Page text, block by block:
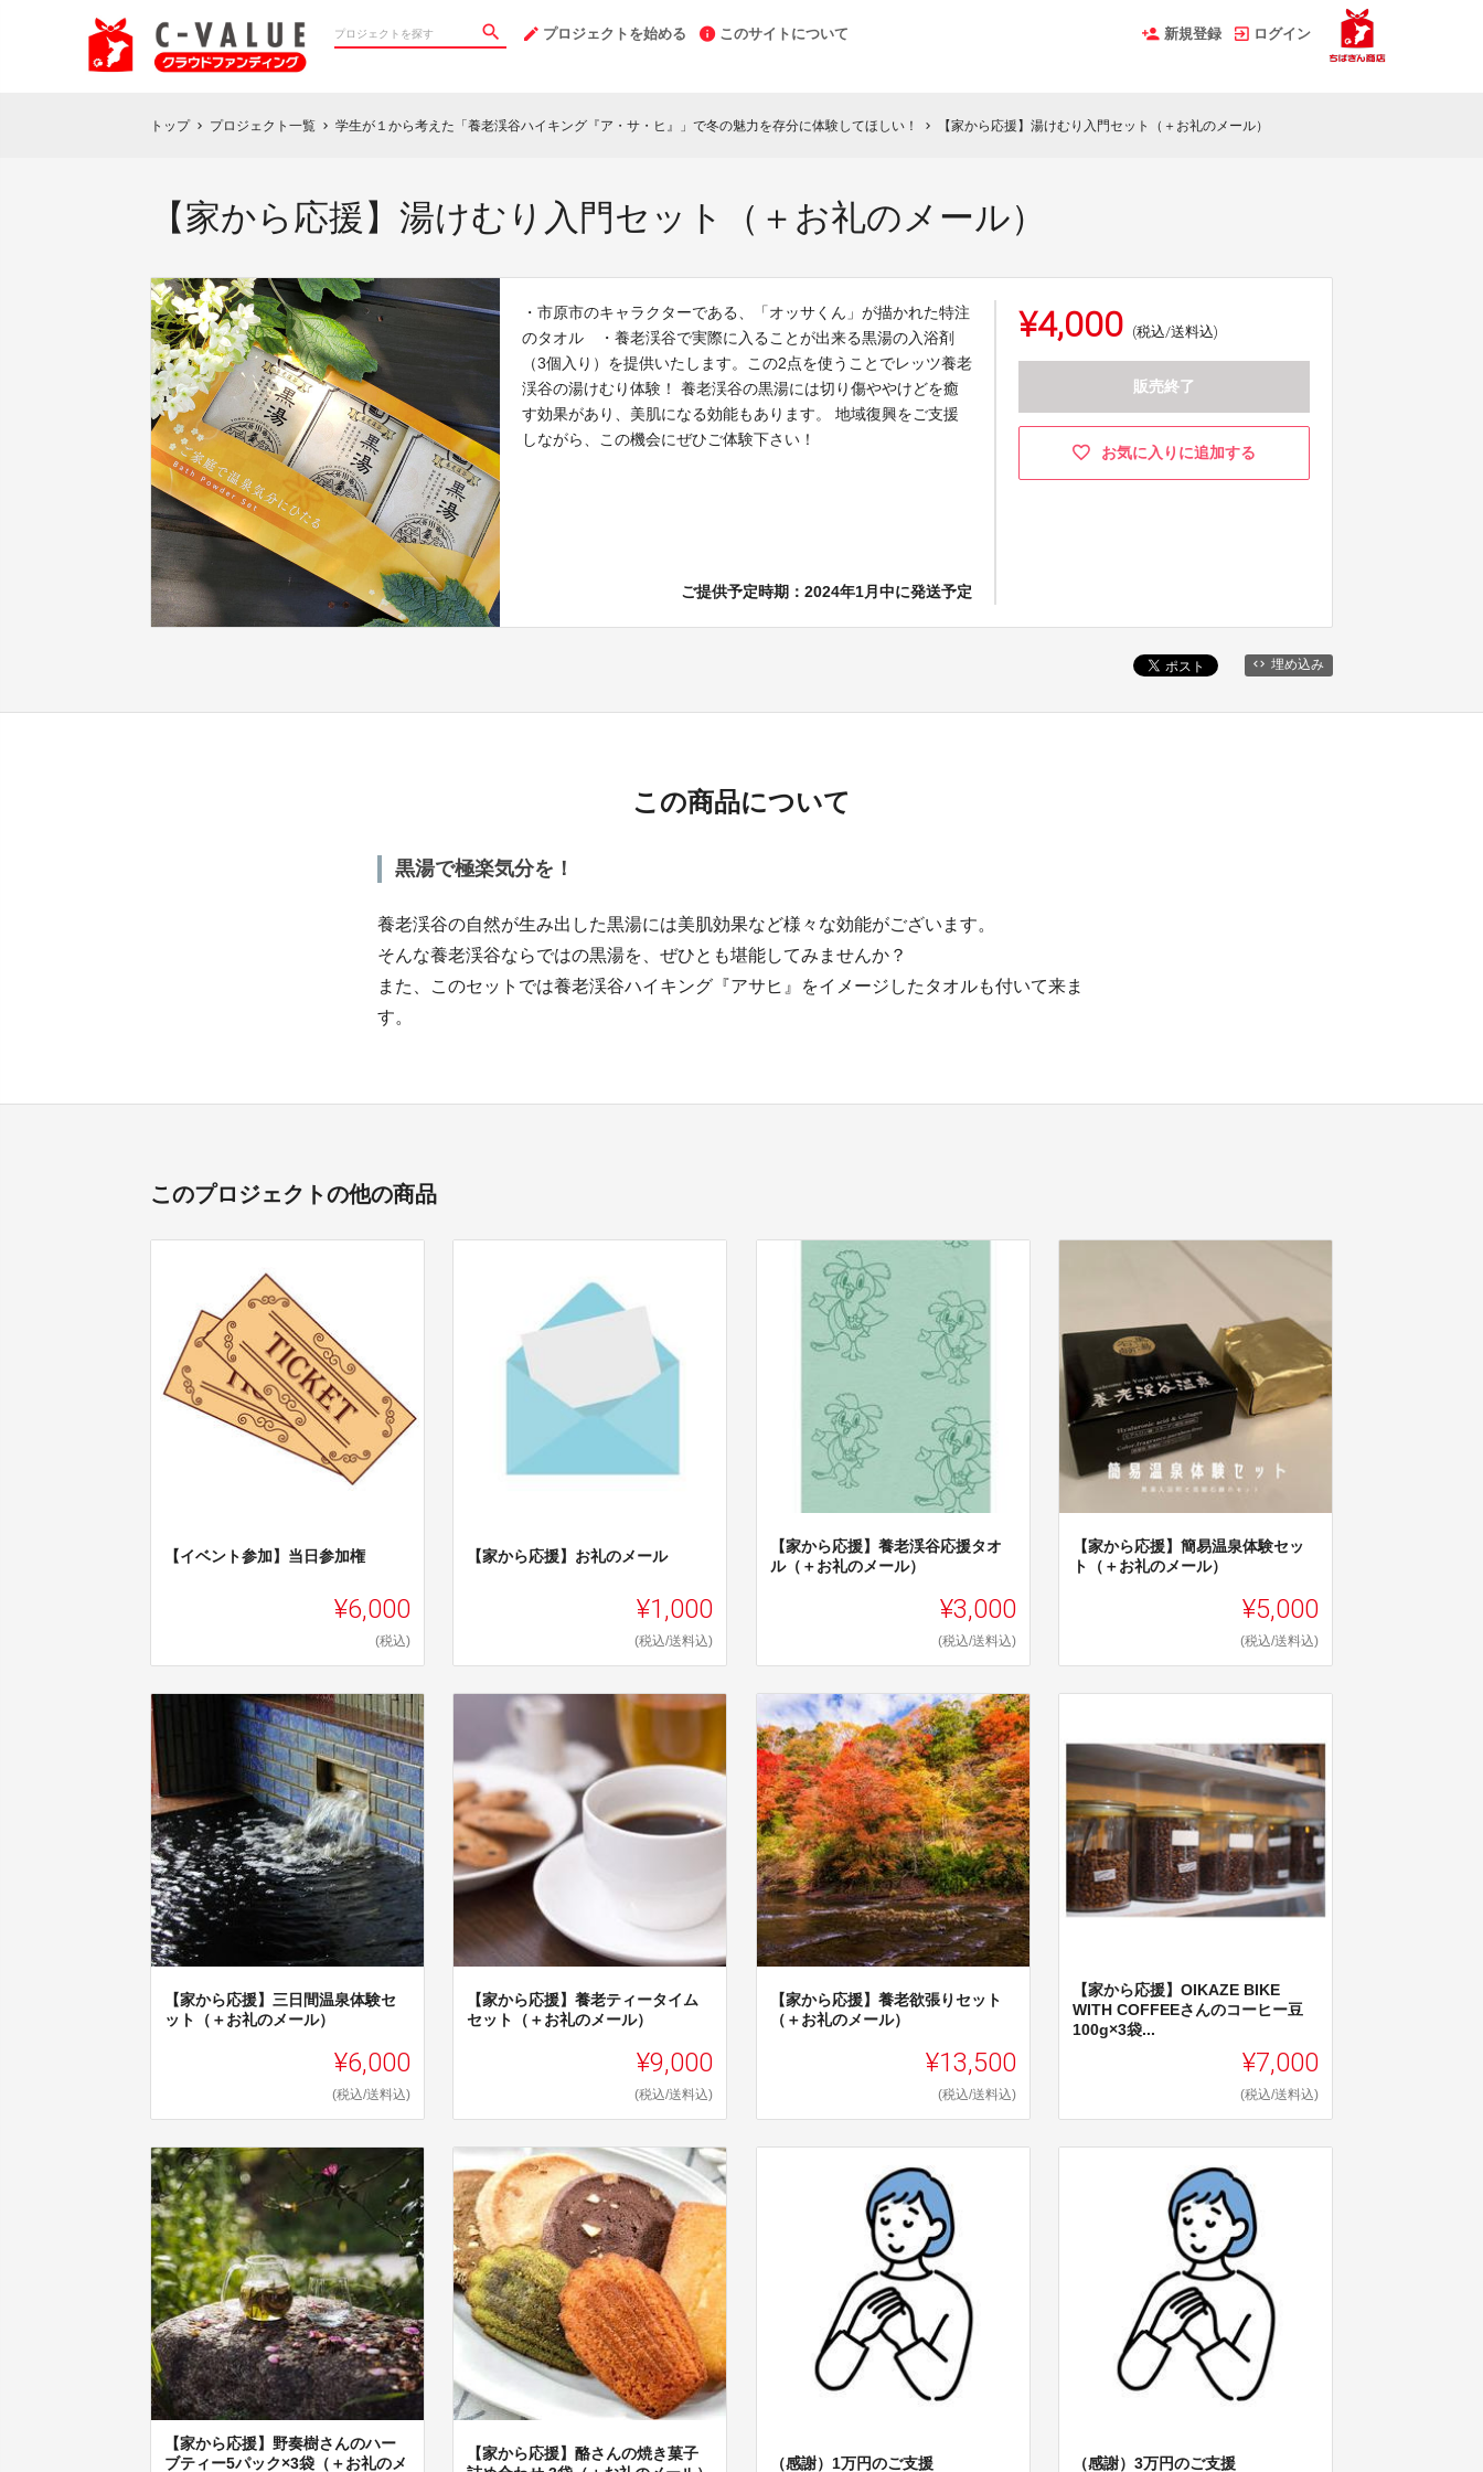
プロジェクトを始める このサイトについて 新規登録 ログイン
トップ chevron_right プロジェクト一覧 chevron_right 学生が１から考えた「養老渓谷ハイキング『ア・サ・ヒ』」で冬の魅力を存分に体験してほしい！ chevron_right 【家から応援】湯けむり入門セット（＋お礼のメール）
【家から応援】湯けむり入門セット（＋お礼のメール）
・市原市のキャラクターである、「オッサくん」が描かれた特注
のタオル ・養老渓谷で実際に入ることが出来る黒湯の入浴剤
（3個入り）を提供いたします。この2点を使うことでレッツ養老
渓谷の湯けむり体験！ 養老渓谷の黒湯には切り傷ややけどを癒
す効果があり、美肌になる効能もあります。 地域復興をご支援
しながら、この機会にぜひご体験下さい！
ご提供予定時期：2024年1月中に発送予定
¥4,000 (税込/送料込)
販売終了
お気に入りに追加する
埋め込み
この商品について
黒湯で極楽気分を！
養老渓谷の自然が生み出した黒湯には美肌効果など様々な効能がございます。
そんな養老渓谷ならではの黒湯を、ぜひとも堪能してみませんか？
また、このセットでは養老渓谷ハイキング『アサヒ』をイメージしたタオルも付いて来ま
す。
このプロジェクトの他の商品
【イベント参加】当日参加権
¥6,000
(税込)
【家から応援】お礼のメール
¥1,000
(税込/送料込)
【家から応援】養老渓谷応援タオ
ル（＋お礼のメール）
¥3,000
(税込/送料込)
【家から応援】簡易温泉体験セッ
ト（＋お礼のメール）
¥5,000
(税込/送料込)
【家から応援】三日間温泉体験セ
ット（＋お礼のメール）
¥6,000
(税込/送料込)
【家から応援】養老ティータイム
セット（＋お礼のメール）
¥9,000
(税込/送料込)
【家から応援】養老欲張りセット
（＋お礼のメール）
¥13,500
(税込/送料込)
【家から応援】OIKAZE BIKE
WITH COFFEEさんのコーヒー豆
100g×3袋...
¥7,000
(税込/送料込)
【家から応援】野奏樹さんのハー
ブティー5パック×3袋（＋お礼のメ
【家から応援】酪さんの焼き菓子
（感謝）1万円のご支援 （感謝）3万円のご支援